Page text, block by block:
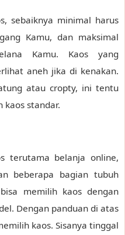
sebaiknya minimal harus
Kamu, dan maksimal
Kamu. Kaos yang
aneh jika di kenakan.
atau cropty, ini tentu
kaos standar.
terutama belanja online,
beberapa bagian tubuh
memilih kaos dengan
Dengan panduan di atas
kaos. Sisanya tinggal